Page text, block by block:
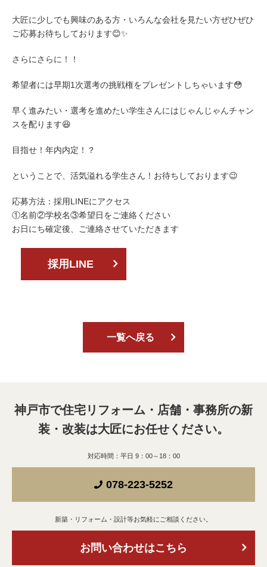
大匠に少しでも興味のある方・いろんな会社を見たい方ぜひぜひ
ご応募お待ちしております😊✨
さらにさらに！！
希望者には早期1次選考の挑戦権をプレゼントしちゃいます😳
早く進みたい・選考を進めたい学生さんにはじゃんじゃんチャン
スを配ります😆
目指せ！年内内定！？
ということで、活気溢れる学生さん！お待ちしております😉
応募方法：採用LINEにアクセス
①名前②学校名③希望日をご連絡ください
お日にち確定後、ご連絡させていただきます
採用LINE
一覧へ戻る
神戸市で住宅リフォーム・店舗・事務所の新
装・改装は大匠にお任せください。
対応時間：平日 9：00～18：00
078-223-5252
新築・リフォーム・設計等お気軽にご相談ください。
お問い合わせはこちら